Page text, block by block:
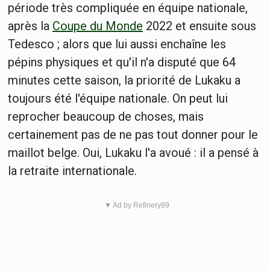
période très compliquée en équipe nationale,
après la Coupe du Monde 2022 et ensuite sous
Tedesco ; alors que lui aussi enchaîne les
pépins physiques et qu'il n'a disputé que 64
minutes cette saison, la priorité de Lukaku a
toujours été l'équipe nationale. On peut lui
reprocher beaucoup de choses, mais
certainement pas de ne pas tout donner pour le
maillot belge. Oui, Lukaku l'a avoué : il a pensé à
la retraite internationale.
▼ Ad by Refinery89